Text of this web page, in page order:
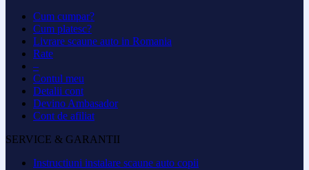
Cum cumpar?
Cum platesc?
Livrare scaune auto in Romania
Rate
–
Contul meu
Detalii cont
Devino Ambasador
Cont de afiliat
SERVICE & GARANTII
Instructiuni instalare scaune auto copii